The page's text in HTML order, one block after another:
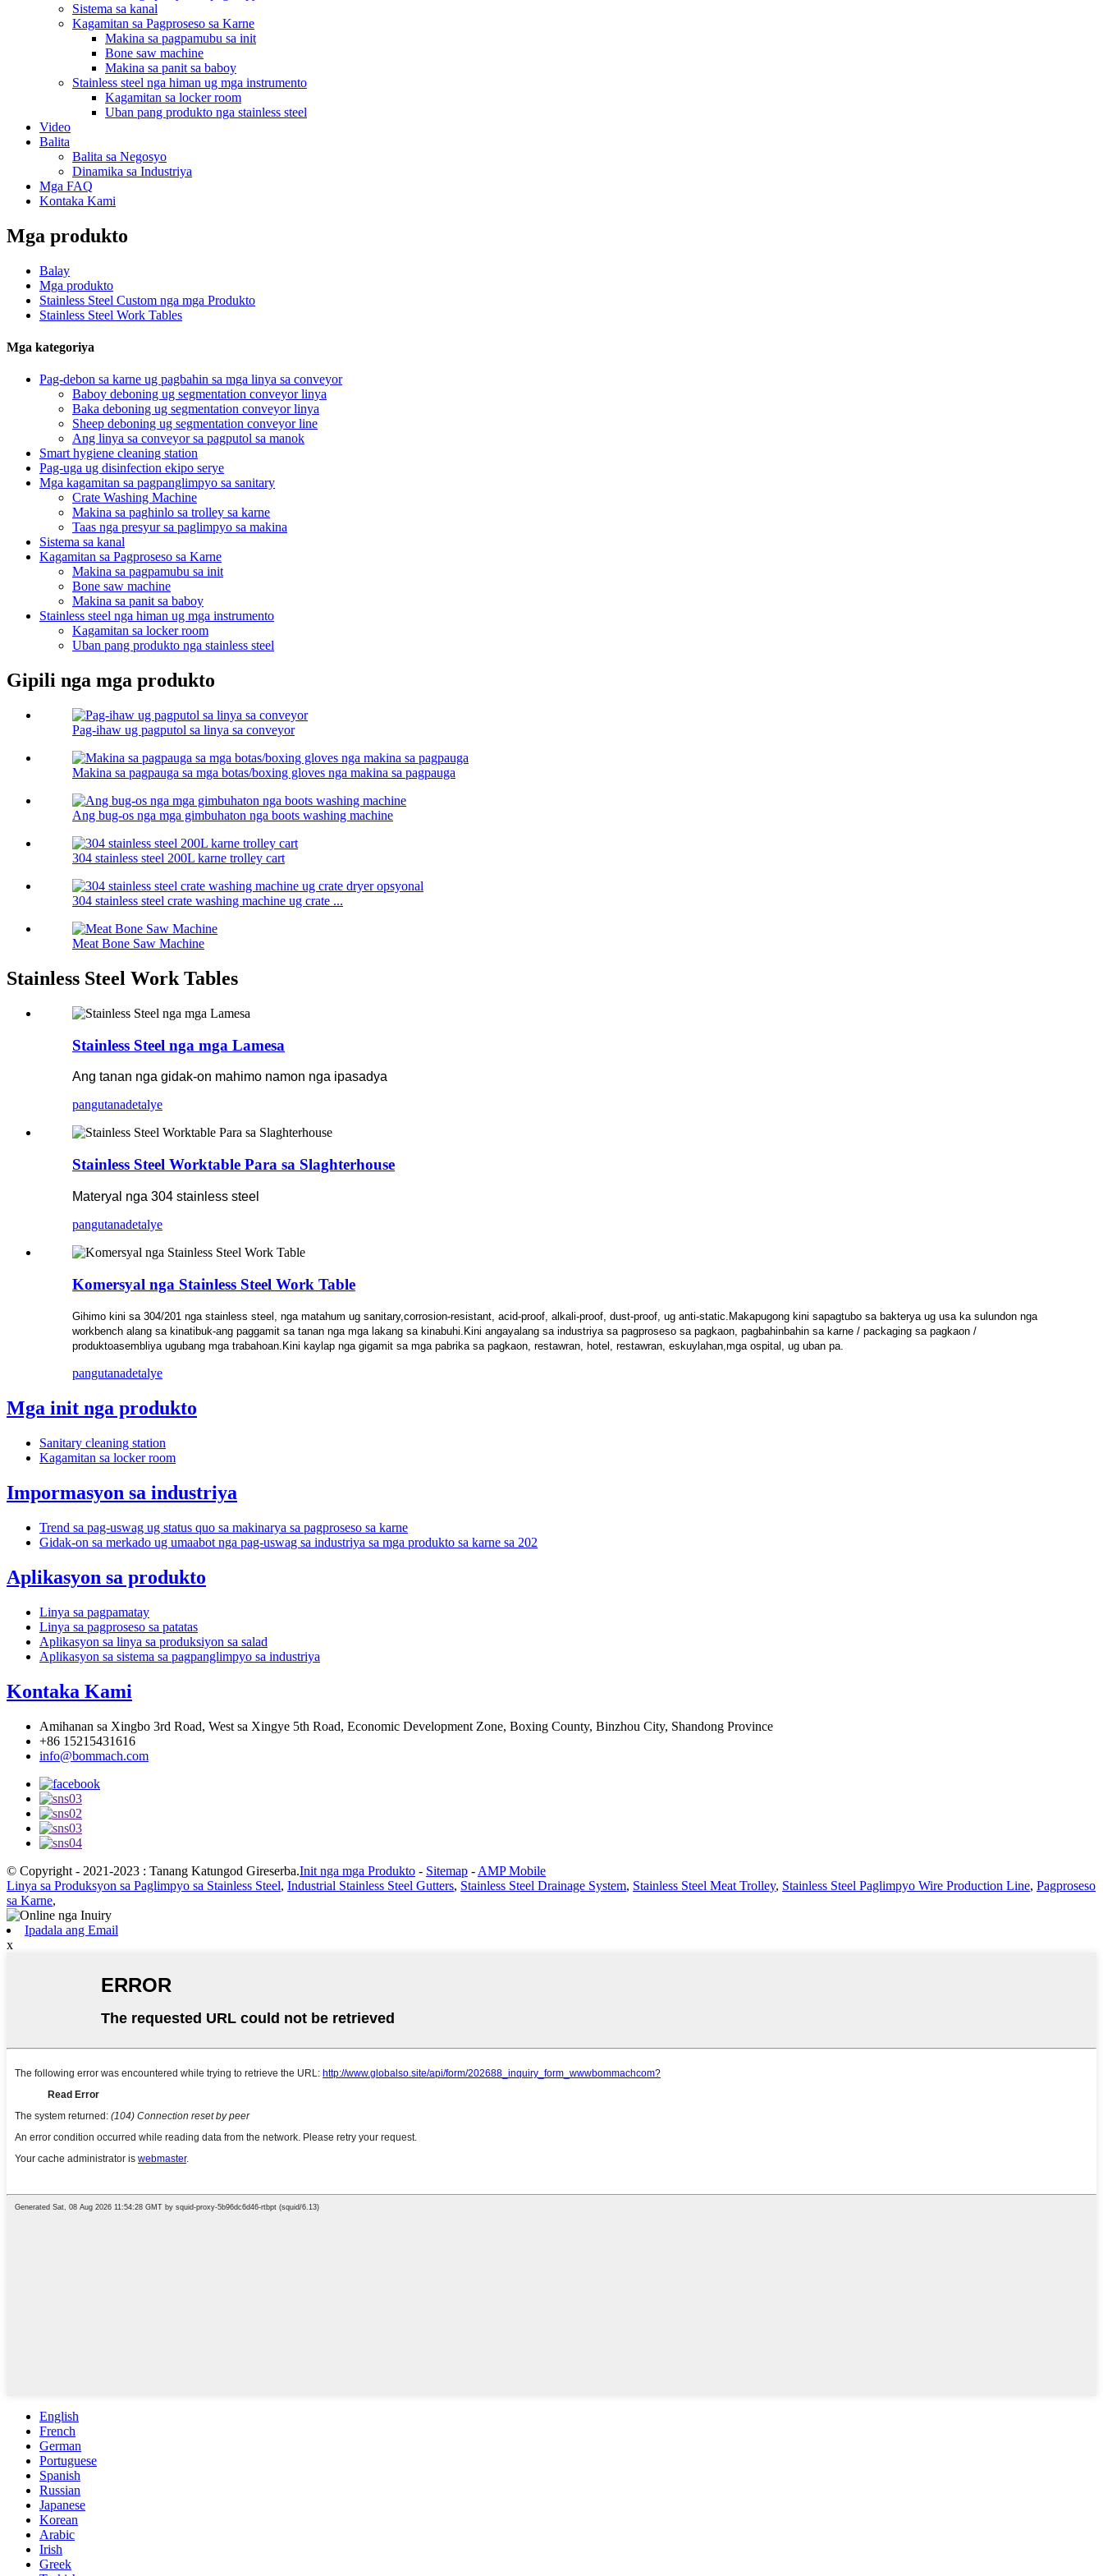
Sistema sa kanal
Kagamitan sa Pagproseso sa Karne
Makina sa pagpamubu sa init
Bone saw machine
Makina sa panit sa baboy
Stainless steel nga himan ug mga instrumento
Kagamitan sa locker room
Uban pang produkto nga stainless steel
Video
Balita
Balita sa Negosyo
Dinamika sa Industriya
Mga FAQ
Kontaka Kami
Mga produkto
Balay
Mga produkto
Stainless Steel Custom nga mga Produkto
Stainless Steel Work Tables
Mga kategoriya
Pag-debon sa karne ug pagbahin sa mga linya sa conveyor
Baboy deboning ug segmentation conveyor linya
Baka deboning ug segmentation conveyor linya
Sheep deboning ug segmentation conveyor line
Ang linya sa conveyor sa pagputol sa manok
Smart hygiene cleaning station
Pag-uga ug disinfection ekipo serye
Mga kagamitan sa pagpanglimpyo sa sanitary
Crate Washing Machine
Makina sa paghinlo sa trolley sa karne
Taas nga presyur sa paglimpyo sa makina
Sistema sa kanal
Kagamitan sa Pagproseso sa Karne
Makina sa pagpamubu sa init
Bone saw machine
Makina sa panit sa baboy
Stainless steel nga himan ug mga instrumento
Kagamitan sa locker room
Uban pang produkto nga stainless steel
Gipili nga mga produkto
Pag-ihaw ug pagputol sa linya sa conveyor
Makina sa pagpauga sa mga botas/boxing gloves nga makina sa pagpauga
Ang bug-os nga mga gimbuhaton nga boots washing machine
304 stainless steel 200L karne trolley cart
304 stainless steel crate washing machine ug crate ...
Meat Bone Saw Machine
Stainless Steel Work Tables
Stainless Steel nga mga Lamesa
Ang tanan nga gidak-on mahimo namon nga ipasadya
pangutanadetalye
Stainless Steel Worktable Para sa Slaghterhouse
Materyal nga 304 stainless steel
pangutanadetalye
Komersyal nga Stainless Steel Work Table
Gihimo kini sa 304/201 nga stainless steel, nga matahum ug sanitary,corrosion-resistant, acid-proof, alkali-proof, dust-proof, ug anti-static.Makapugong kini sapagtubo sa bakterya ug usa ka sulundon nga
workbench alang sa kinatibuk-ang paggamit sa tanan nga mga lakang sa kinabuhi.Kini angayalang sa industriya sa pagproseso sa pagkaon, pagbahinbahin sa karne / packaging sa pagkaon /
produktoasembliya ugubang mga trabahoan.Kini kaylap nga gigamit sa mga pabrika sa pagkaon, restawran, hotel, restawran, eskuylahan,mga ospital, ug uban pa.
pangutanadetalye
Mga init nga produkto
Sanitary cleaning station
Kagamitan sa locker room
Impormasyon sa industriya
Trend sa pag-uswag ug status quo sa makinarya sa pagproseso sa karne
Gidak-on sa merkado ug umaabot nga pag-uswag sa industriya sa mga produkto sa karne sa 202
Aplikasyon sa produkto
Linya sa pagpamatay
Linya sa pagproseso sa patatas
Aplikasyon sa linya sa produksiyon sa salad
Aplikasyon sa sistema sa pagpanglimpyo sa industriya
Kontaka Kami
Amihanan sa Xingbo 3rd Road, West sa Xingye 5th Road, Economic Development Zone, Boxing County, Binzhou City, Shandong Province
+86 15215431616
info@bommach.com
© Copyright - 2021-2023 : Tanang Katungod Gireserba.Init nga mga Produkto - Sitemap - AMP Mobile
Linya sa Produksyon sa Paglimpyo sa Stainless Steel, Industrial Stainless Steel Gutters, Stainless Steel Drainage System, Stainless Steel Meat Trolley, Stainless Steel Paglimpyo Wire Production Line, Pagproseso
sa Karne,
Ipadala ang Email
x
English
French
German
Portuguese
Spanish
Russian
Japanese
Korean
Arabic
Irish
Greek